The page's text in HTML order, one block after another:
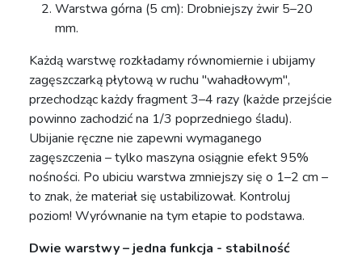
Warstwa górna (5 cm): Drobniejszy żwir 5–20
mm.
Każdą warstwę rozkładamy równomiernie i ubijamy
zagęszczarką płytową w ruchu "wahadłowym",
przechodząc każdy fragment 3–4 razy (każde przejście
powinno zachodzić na 1/3 poprzedniego śladu).
Ubijanie ręczne nie zapewni wymaganego
zagęszczenia – tylko maszyna osiągnie efekt 95%
nośności. Po ubiciu warstwa zmniejszy się o 1–2 cm –
to znak, że materiał się ustabilizował. Kontroluj
poziom! Wyrównanie na tym etapie to podstawa.
Dwie warstwy – jedna funkcja - stabilność